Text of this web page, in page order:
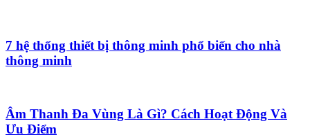
7 hệ thống thiết bị thông minh phổ biến cho nhà
thông minh
Âm Thanh Đa Vùng Là Gì? Cách Hoạt Động Và
Ưu Điểm